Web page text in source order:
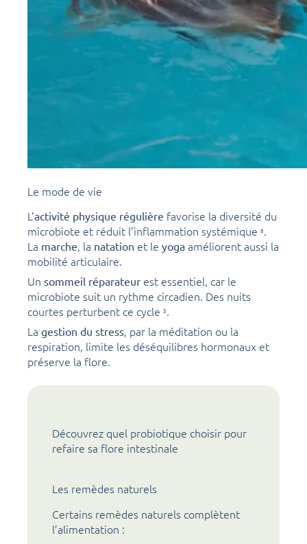
Le mode de vie
L’activité physique régulière favorise la diversité du
microbiote et réduit l’inflammation systémique 6.
La marche, la natation et le yoga améliorent aussi la
mobilité articulaire.
Un sommeil réparateur est essentiel, car le
microbiote suit un rythme circadien. Des nuits
courtes perturbent ce cycle 3.
La gestion du stress, par la méditation ou la
respiration, limite les déséquilibres hormonaux et
préserve la flore.
Découvrez quel probiotique choisir pour
refaire sa flore intestinale
Les remèdes naturels
Certains remèdes naturels complètent
l’alimentation :